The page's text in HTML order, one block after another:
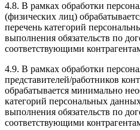
4.8. В рамках обработки
(физических лиц)
перечень категорий
выполнения обязательств по
соответствующими
4.9. В рамках обработки
представителей/работников
обрабатывается минимально
категорий персональных
выполнения обязательств по
соответствующими